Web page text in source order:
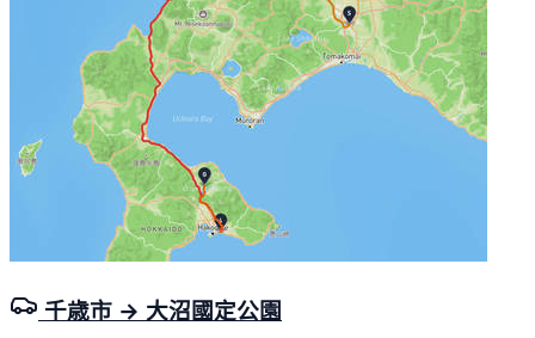
千歳市 → 大沼國定公園